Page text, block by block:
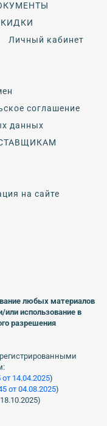
Личный кабинет
соглашение
данных
на сайте
любых материалов
или использование в
разрешения
от 14.04.2025)
от 04.08.2025)